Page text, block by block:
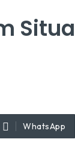
WhatsApp